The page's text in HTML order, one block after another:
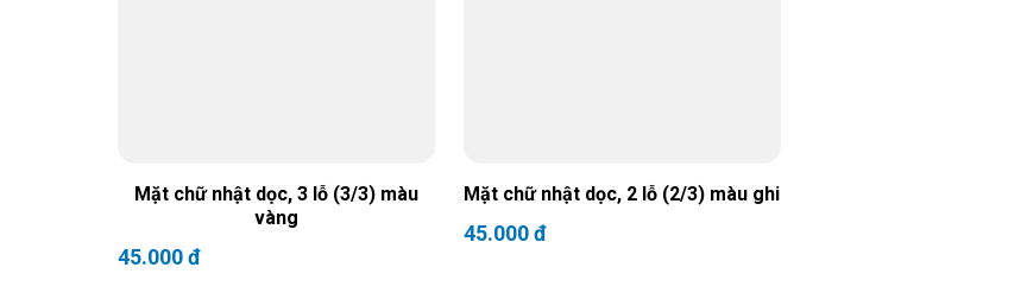
Mặt chữ nhật dọc, 3 lỗ (3/3) màu
vàng
45.000 đ
Mặt chữ nhật dọc, 2 lỗ (2/3) màu ghi
45.000 đ